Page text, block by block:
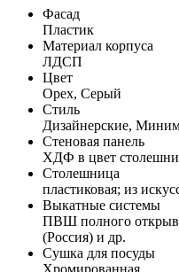
Фасад
Пластик
Материал корпуса
ЛДСП
Цвет
Орех, Серый
Стиль
Дизайнерские,
Стеновая панель
ХДФ в цвет
Столешница
пластиковая; из
Выкатные системы
ПВШ полного
(Россия) и др.
Сушка для посуды
Хромированная